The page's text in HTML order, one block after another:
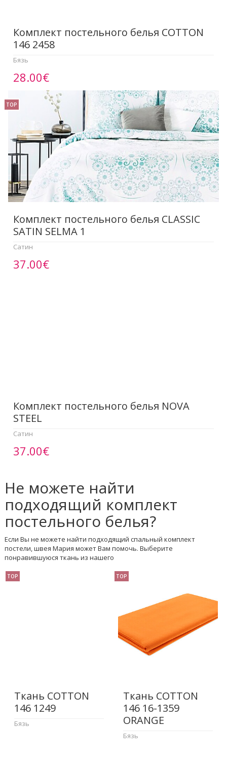
Комплект постельного белья COTTON
146 2458
Бязь
28.00€
TOP
Комплект постельного белья CLASSIC
SATIN SELMA 1
Сатин
37.00€
Комплект постельного белья NOVA
STEEL
Сатин
37.00€
Не можете найти
подходящий комплект
постельного белья?
Если Вы не можете найти подходящий спальный комплект
постели, швея Мария может Вам помочь. Выберите
понравившуюся ткань из нашего
TOP
Ткань COTTON
146 1249
Бязь
TOP
Ткань COTTON
146 16-1359
ORANGE
Бязь